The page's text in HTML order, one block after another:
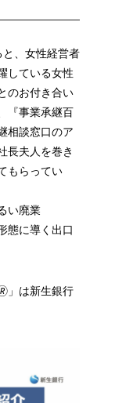
、女性経営者
している女性
のお付き合い
『事業承継百
相談窓口のア
長夫人を巻き
もらってい
い廃業
態に導く出口
」は新生銀行